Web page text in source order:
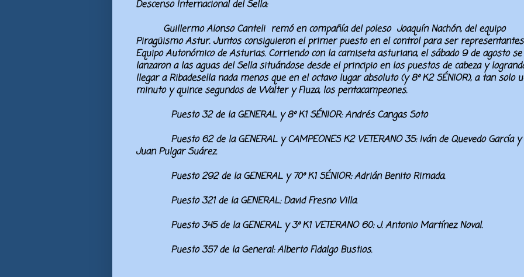
Descenso Internacional del Sella:
Guillermo Alonso Canteli remó en compañía del poleso Joaquín Nachón, del equipo
Piragüismo Astur. Juntos consiguieron el primer puesto en el control para ser
Equipo Autonómico de Asturias. Corriendo con la camiseta asturiana, el sábado 9 de agosto se
lanzaron a las aguas del Sella situándose desde el principio en los puestos de cabeza y
llegar a Ribadesella nada menos que en el octavo lugar absoluto (y 8º K2 SÉNIOR), a tan solo
minuto y quince segundos de Walter y Fiuza, los pentacampeones.
Puesto 32 de la GENERAL y 8º K1 SÉNIOR:Andrés Cangas Soto
Puesto 62 de la GENERAL y CAMPEONESK2 VETERANO 35:Iván de Quevedo Garcíay
Juan Pulgar Suárez.
Puesto 292 de la GENERAL y 70º K1 SÉNIOR:Adrián Benito Rimada.
Puesto 321 de la GENERAL:David Fresno Villa.
Puesto 345 de la GENERAL y 3º K1 VETERANO 60:J. Antonio Martínez Noval.
Puesto 357 de la General:Alberto Fidalgo Bustios.